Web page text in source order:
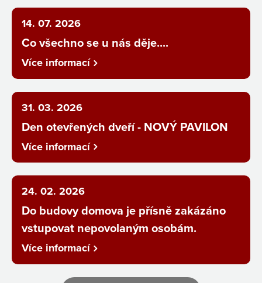
14. 07. 2026
Co všechno se u nás děje....
Více informací
31. 03. 2026
Den otevřených dveří - NOVÝ PAVILON
Více informací
24. 02. 2026
Do budovy domova je přísně zakázáno
vstupovat nepovolaným osobám.
Více informací